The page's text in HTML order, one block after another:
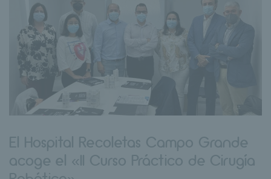
El Hospital Recoletas Campo Grande
acoge el «II Curso Práctico de Cirugía